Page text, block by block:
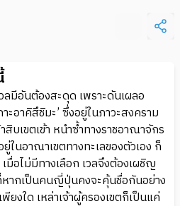
มีอันต้องสะดุด เพราะดันเผลอ
ะอาคิสึชิมะ’ ซึ่งอยู่ในภาวะสงคราม
บเขตเข้า หนำซ้ำทางราชอาณาจักร
ยู่ในอาณาเขตทางทะเลของตัวเอง ก็
มื่อไม่มีทางเลือก เวลจึงต้องเผชิญ
หากเป็นคนญี่ปุ่นคงจะคุ้นชื่อกันอย่าง
ยงใด เหล่าเจ้าผู้ครองเขตก็เป็นแค่